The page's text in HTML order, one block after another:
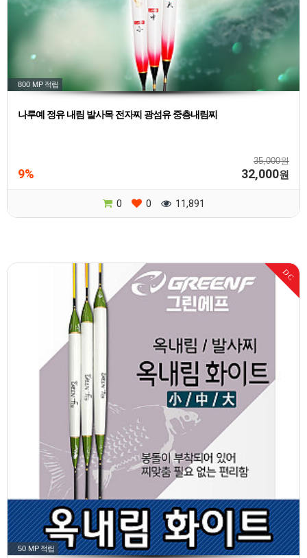
800 MP 적립
나루예 정유 내림 발사목 전자찌 광섬유 중층내림찌
35,000원
9% 32,000원
0 0 11,891
DC
50 MP 적립